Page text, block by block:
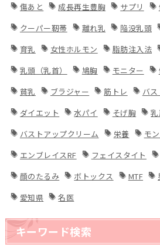
傷あと
成長再生豊胸 サプリ
クーパー靭帯
離れ乳 陥没乳頭
育乳
女性ホルモン 脂肪注入法
乳頭（乳首）
鳩胸 モニター
貧乳
ブラジャー 筋トレ
バ
ダイエット
水パイ そげ胸
バストアップクリーム
栄養
モ
エンブレイスRF
フェイスタイト
顔のたるみ
ボトックス MTF
愛知県
名医
キーワード検索